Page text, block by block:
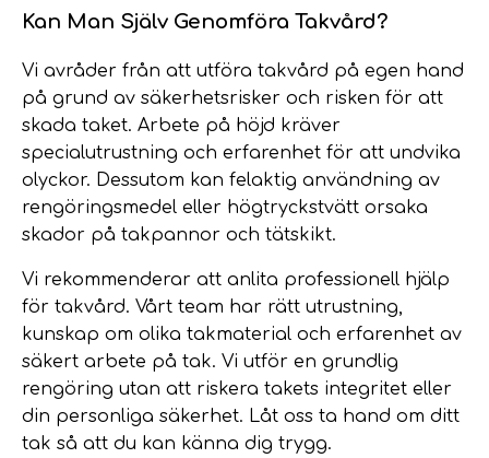
Kan Man Själv Genomföra Takvård?
Vi avråder från att utföra takvård på egen hand
på grund av säkerhetsrisker och risken för att
skada taket. Arbete på höjd kräver
specialutrustning och erfarenhet för att undvika
olyckor. Dessutom kan felaktig användning av
rengöringsmedel eller högtryckstvätt orsaka
skador på takpannor och tätskikt.
Vi rekommenderar att anlita professionell hjälp
för takvård. Vårt team har rätt utrustning,
kunskap om olika takmaterial och erfarenhet av
säkert arbete på tak. Vi utför en grundlig
rengöring utan att riskera takets integritet eller
din personliga säkerhet. Låt oss ta hand om ditt
tak så att du kan känna dig trygg.